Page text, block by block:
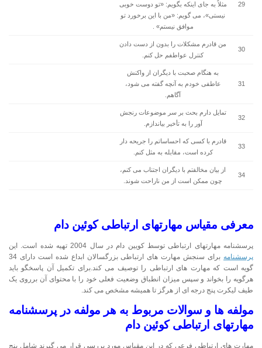
29
مثلاً به جای اینکه بگویم: «تو دوست خوبی
نیستی»، می گویم: «من با این برخورد تو
موافق نیستم» .
30
من قادرم مشکلات را بدون از دست دادن
کنترل عواطفم حل کنم.
31
به هنگام صحبت با دیگران از واکنش
عاطفی خودم به آنچه گفته می شود،
آگاهم.
32
تمایل دارم بحث بر سر موضوعات رنجش
آور را به تأخیر بیاندازم.
33
قادرم با کسی که احساساتم را جریحه دار
کرده است، مقابله به مثل کنم.
34
از بیان مخالفتم با دیگران اجتناب می کنم،
چون ممکن است از من ناراحت شوند.
معرفی مقیاس مهارتهای ارتباطی کوئین دام
پرسشنامه مهارتهای ارتباطی توسط کویین دام در سال 2004 تهیه شده است. این
پرسشنامه
برای سنجش مهارت های ارتباطی بزرگسالان ابداع شده است دارای 34
گویه است که مهارت های ارتباطی را توصیف می کند.برای تکمیل آن پاسخگو باید
هرگویه را بخواند و سپس میزان انطباق وضعیت فعلی خود را با محتوای آن برروی یک
طیف لیکرت پنج درجه ای از هرگز تا همیشه مشخص می کند.
مولفه ها و سوالات مربوط به هر مولفه در پرسشنامه
مهارتهای ارتباطی کوئین دام
مهارت های ارتباطی فرعی که در این مقیاس مورد بررسی قرار می گیرند شامل پنج